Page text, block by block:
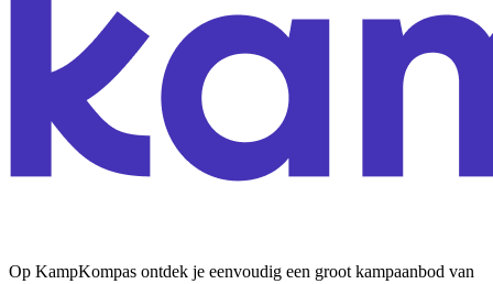
Op KampKompas ontdek je eenvoudig een groot kampaanbod van